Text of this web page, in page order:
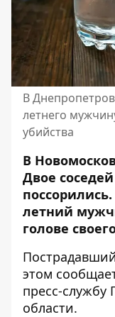
В
летнего
убийства
В
Двое
летний
голове
этом
пресс-службу
области.